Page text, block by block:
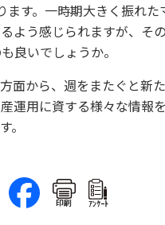
す。一時期大きく振れ
よう感じられますが、そ
良いでしょうか。
面から、週をまたぐと新
運用に資する様々な情報
。
印刷 ｱﾝｹｰﾄ